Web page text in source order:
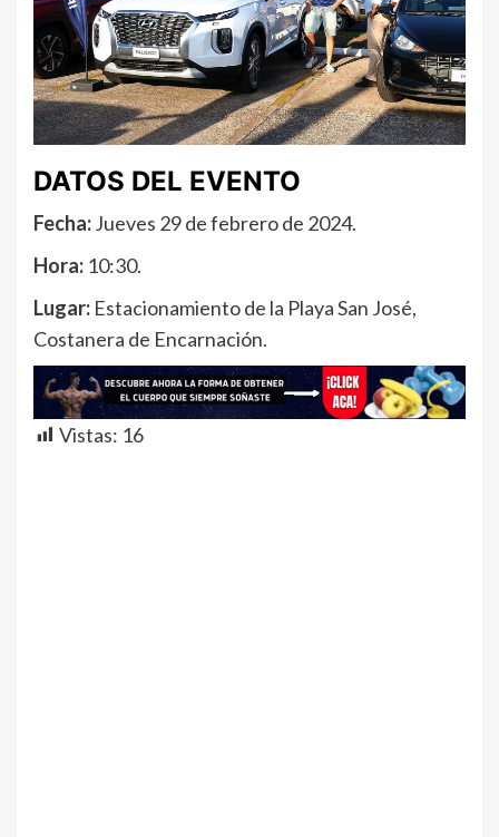
DATOS DEL EVENTO
Fecha:Jueves 29 de febrero de 2024.
Hora: 10:30.
Lugar: Estacionamiento de la Playa San José,
Costanera de Encarnación.
Vistas: 16